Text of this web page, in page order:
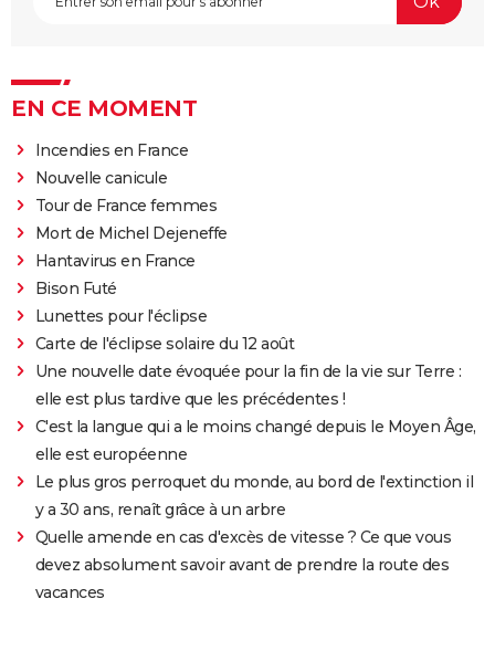
EN CE MOMENT
Incendies en France
Nouvelle canicule
Tour de France femmes
Mort de Michel Dejeneffe
Hantavirus en France
Bison Futé
Lunettes pour l'éclipse
Carte de l'éclipse solaire du 12 août
Une nouvelle date évoquée pour la fin de la vie sur Terre :
elle est plus tardive que les précédentes !
C'est la langue qui a le moins changé depuis le Moyen Âge,
elle est européenne
Le plus gros perroquet du monde, au bord de l'extinction il
y a 30 ans, renaît grâce à un arbre
Quelle amende en cas d'excès de vitesse ? Ce que vous
devez absolument savoir avant de prendre la route des
vacances